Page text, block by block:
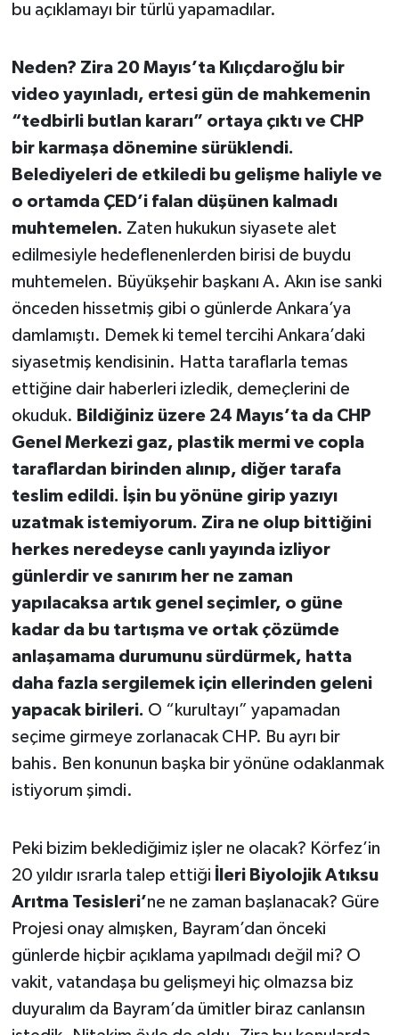
bu açıklamayı bir türlü yapamadılar.
Neden? Zira 20 Mayıs’ta Kılıçdaroğlu bir
video yayınladı, ertesi gün de mahkemenin
“tedbirli butlan kararı” ortaya çıktı ve CHP
bir karmaşa dönemine sürüklendi.
Belediyeleri de etkiledi bu gelişme haliyle ve
o ortamda ÇED’i falan düşünen kalmadı
muhtemelen. Zaten hukukun siyasete alet
edilmesiyle hedeflenenlerden birisi de buydu
muhtemelen. Büyükşehir başkanı A. Akın ise sanki
önceden hissetmiş gibi o günlerde Ankara’ya
damlamıştı. Demek ki temel tercihi Ankara’daki
siyasetmiş kendisinin. Hatta taraflarla temas
ettiğine dair haberleri izledik, demeçlerini de
okuduk. Bildiğiniz üzere 24 Mayıs’ta da CHP
Genel Merkezi gaz, plastik mermi ve copla
taraflardan birinden alınıp, diğer tarafa
teslim edildi. İşin bu yönüne girip yazıyı
uzatmak istemiyorum. Zira ne olup bittiğini
herkes neredeyse canlı yayında izliyor
günlerdir ve sanırım her ne zaman
yapılacaksa artık genel seçimler, o güne
kadar da bu tartışma ve ortak çözümde
anlaşamama durumunu sürdürmek, hatta
daha fazla sergilemek için ellerinden geleni
yapacak birileri. O “kurultayı” yapamadan
seçime girmeye zorlanacak CHP. Bu ayrı bir
bahis. Ben konunun başka bir yönüne odaklanmak
istiyorum şimdi.
Peki bizim beklediğimiz işler ne olacak? Körfez’in
20 yıldır ısrarla talep ettiği İleri Biyolojik Atıksu
Arıtma Tesisleri’ne ne zaman başlanacak? Güre
Projesi onay almışken, Bayram’dan önceki
günlerde hiçbir açıklama yapılmadı değil mi? O
vakit, vatandaşa bu gelişmeyi hiç olmazsa biz
duyuralım da Bayram’da ümitler biraz canlansın